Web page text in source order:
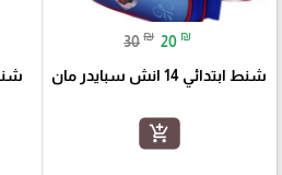
30 ₪ 20 ₪
شنط ابتدائي 14 انش سبايدر مان
add_shopping_cart
شنط